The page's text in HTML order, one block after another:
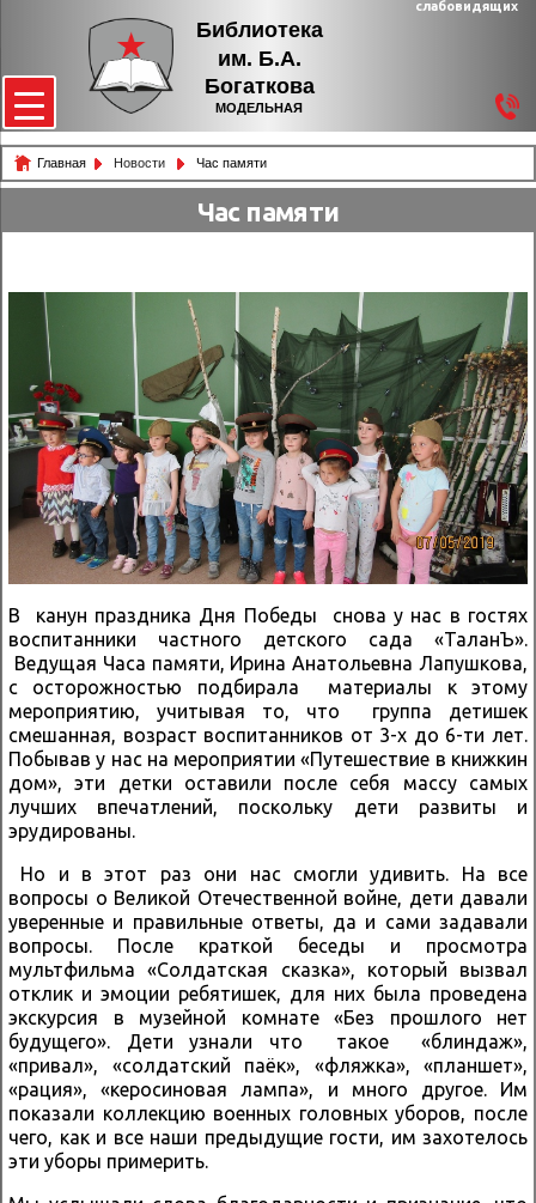
Библиотека
им. Б.А.
Богаткова
МОДЕЛЬНАЯ
слабовидящих
Главная Новости Час памяти
Час памяти
В канун праздника Дня Победы снова у нас в гостях
воспитанники частного детского сада «ТаланЪ».
Ведущая Часа памяти, Ирина Анатольевна Лапушкова,
с осторожностью подбирала материалы к этому
мероприятию, учитывая то, что группа детишек
смешанная, возраст воспитанников от 3-х до 6-ти лет.
Побывав у нас на мероприятии «Путешествие в книжкин
дом», эти детки оставили после себя массу самых
лучших впечатлений, поскольку дети развиты и
эрудированы.
Но и в этот раз они нас смогли удивить. На все
вопросы о Великой Отечественной войне, дети давали
уверенные и правильные ответы, да и сами задавали
вопросы. После краткой беседы и просмотра
мультфильма «Солдатская сказка», который вызвал
отклик и эмоции ребятишек, для них была проведена
экскурсия в музейной комнате «Без прошлого нет
будущего». Дети узнали что такое «блиндаж»,
«привал», «солдатский паёк», «фляжка», «планшет»,
«рация», «керосиновая лампа», и много другое. Им
показали коллекцию военных головных уборов, после
чего, как и все наши предыдущие гости, им захотелось
эти уборы примерить.